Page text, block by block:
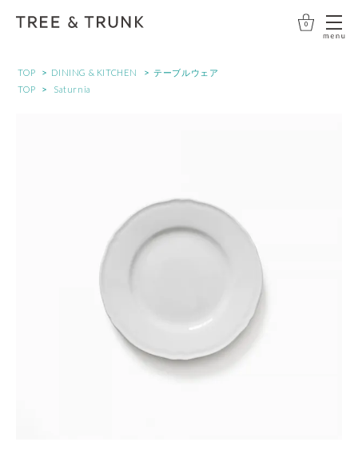
0
TOP > DINING & KITCHEN > テーブルウェア
TOP
> Saturnia